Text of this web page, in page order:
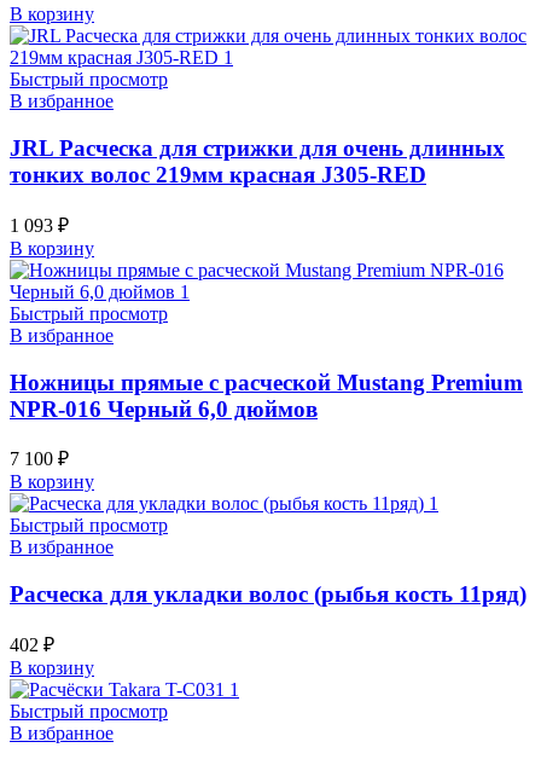
В корзину
Быстрый просмотр
В избранное
JRL Расческа для стрижки для очень длинных
тонких волос 219мм красная J305-RED
1 093 ₽
В корзину
Быстрый просмотр
В избранное
Ножницы прямые с расческой Mustang Premium
NPR-016 Черный 6,0 дюймов
7 100 ₽
В корзину
Быстрый просмотр
В избранное
Расческа для укладки волос (рыбья кость 11ряд)
402 ₽
В корзину
Быстрый просмотр
В избранное